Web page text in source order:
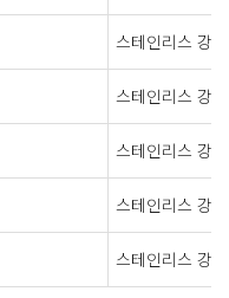
스테인리스 강봉
스테인리스 강봉
스테인리스 강봉
스테인리스 강봉
스테인리스 강봉